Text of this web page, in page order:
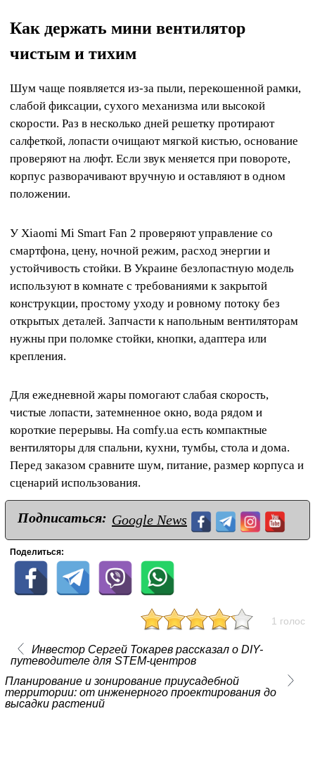
Как держать мини вентилятор
чистым и тихим
Шум чаще появляется из-за пыли, перекошенной рамки,
слабой фиксации, сухого механизма или высокой
скорости. Раз в несколько дней решетку протирают
салфеткой, лопасти очищают мягкой кистью, основание
проверяют на люфт. Если звук меняется при повороте,
корпус разворачивают вручную и оставляют в одном
положении.
У Xiaomi Mi Smart Fan 2 проверяют управление со
смартфона, цену, ночной режим, расход энергии и
устойчивость стойки. В Украине безлопастную модель
используют в комнате с требованиями к закрытой
конструкции, простому уходу и ровному потоку без
открытых деталей. Запчасти к напольным вентиляторам
нужны при поломке стойки, кнопки, адаптера или
крепления.
Для ежедневной жары помогают слабая скорость,
чистые лопасти, затемненное окно, вода рядом и
короткие перерывы. На comfy.ua есть компактные
вентиляторы для спальни, кухни, тумбы, стола и дома.
Перед заказом сравните шум, питание, размер корпуса и
сценарий использования.
Подписаться: Google News
Поделиться:
1 голос
Инвестор Сергей Токарев рассказал о DIY-
путеводителе для STEM-центров
Планирование и зонирование приусадебной
территории: от инженерного проектирования до
высадки растений